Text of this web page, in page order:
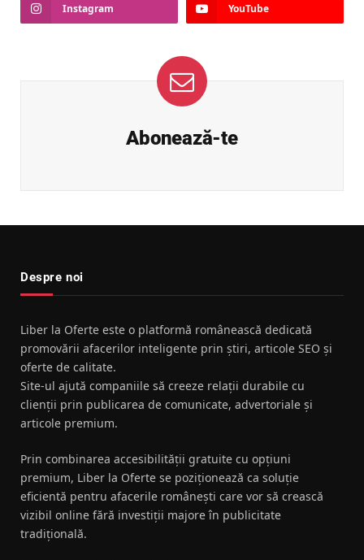
Instagram YouTube
Abonează-te
Despre noi
Liber la Oferte este o platformă românească dedicată
promovării afacerilor inteligente prin știri, articole SEO și
oferte de calitate.
Site-ul ajută companiile să creeze relații durabile cu
clienții prin publicarea de comunicate, advertoriale și
articole premium.
Prin combinarea accesibilității gratuite cu opțiuni
premium, Liber la Oferte se poziționează ca soluție
eficientă pentru afacerile românești care vor să crească
vizibil online fără investiții majore în publicitate
tradițională.